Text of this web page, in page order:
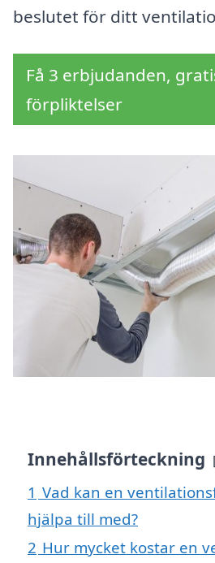
beslutet för ditt
Få 3 erbjudanden,
förpliktelser
Innehållsförteckning
1 Vad kan en
hjälpa till med?
2 Hur mycket kostar en